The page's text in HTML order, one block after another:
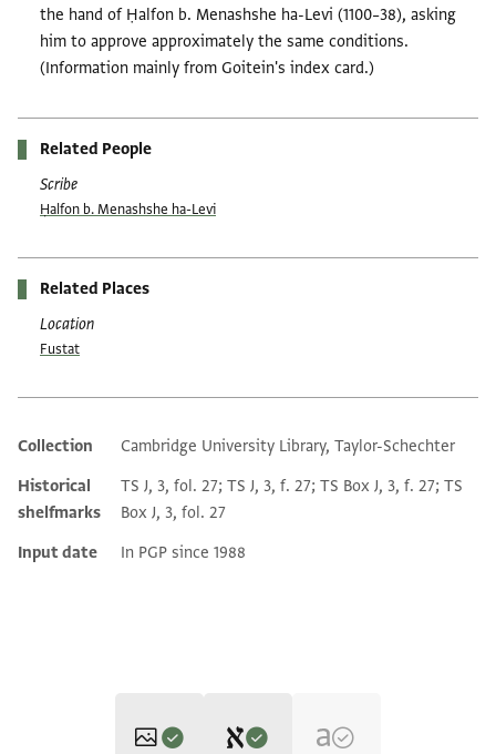
the hand of Ḥalfon b. Menashshe ha-Levi (1100–38), asking
him to approve approximately the same conditions.
(Information mainly from Goitein's index card.)
Related People
Scribe
Ḥalfon b. Menashshe ha-Levi
Related Places
Location
Fustat
Additional metadata
Collection
Cambridge University Library, Taylor-Schechter
Historical
shelfmarks
TS J, 3, fol. 27; TS J, 3, f. 27; TS Box J, 3, f. 27; TS
Box J, 3, fol. 27
Input date
In PGP since 1988